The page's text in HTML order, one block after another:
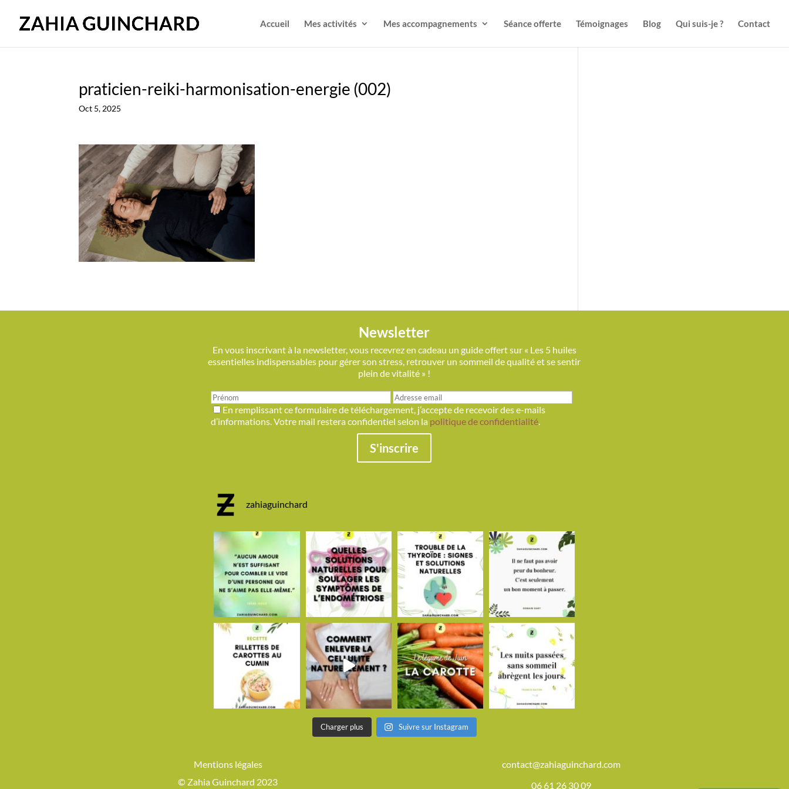
Accueil Mes activités Mes accompagnements Séance offerte Témoignages Blog Qui suis-je ? Contact
praticien-reiki-harmonisation-energie (002)
Oct 5, 2025
Newsletter
En vous inscrivant à la newsletter, vous recevrez en cadeau un guide offert sur « Les 5 huiles
essentielles indispensables pour gérer son stress, retrouver un sommeil de qualité et se sentir
plein de vitalité » !
En remplissant ce formulaire de téléchargement, j’accepte de recevoir des e-mails
d’informations. Votre mail restera confidentiel selon la politique de confidentialité.
S'inscrire
zahiaguinchard
Charger plus Suivre sur Instagram
Mentions légales
© Zahia Guinchard 2023
contact@zahiaguinchard.com
06 61 26 30 09